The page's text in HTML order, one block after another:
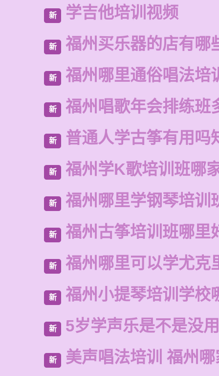
新 学吉他培训视频
新 福州买乐器的店有哪
新 福州哪里通俗唱法培
新 福州唱歌年会排练班
新 普通人学古筝有用吗
新 福州学K歌培训班哪
新 福州哪里学钢琴培训
新 福州古筝培训班哪里
新 福州哪里可以学尤克
新 福州小提琴培训学校
新 5岁学声乐是不是没用
新 美声唱法培训 福州